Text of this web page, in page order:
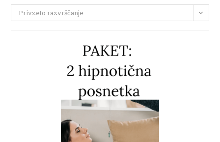
Privzeto razvrščanje